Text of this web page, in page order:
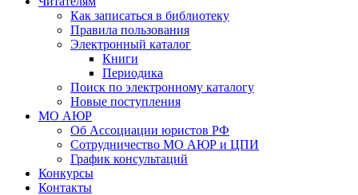
Как записаться в библиотеку
Правила пользования
Электронный каталог
Книги
Периодика
Поиск по электронному каталогу
Новые поступления
МО АЮР
Об Ассоциации юристов РФ
Сотрудничество МО АЮР и ЦПИ
График консультаций
Конкурсы
Контакты